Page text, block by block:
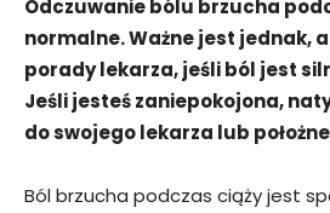
Odczuwanie bólu brzucha
normalne. Ważne jest jednak,
porady lekarza, jeśli ból jest
Jeśli jesteś zaniepokojona,
do swojego lekarza lub
Ból brzucha podczas ciąży jest